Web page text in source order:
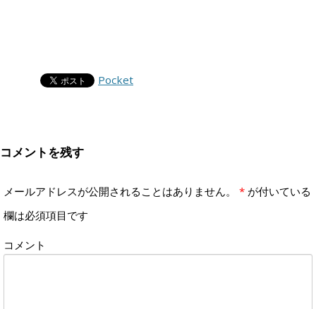
Pocket
コメントを残す
メールアドレスが公開されることはありません。 * が付いている
欄は必須項目です
コメント